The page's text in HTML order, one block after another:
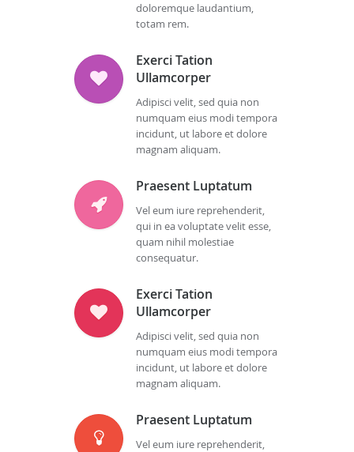
doloremque laudantium,
totam rem.
Exerci Tation
Ullamcorper
Adipisci velit, sed quia non
numquam eius modi tempora
incidunt, ut labore et dolore
magnam aliquam.
Praesent Luptatum
Vel eum iure reprehenderit,
qui in ea voluptate velit esse,
quam nihil molestiae
consequatur.
Exerci Tation
Ullamcorper
Adipisci velit, sed quia non
numquam eius modi tempora
incidunt, ut labore et dolore
magnam aliquam.
Praesent Luptatum
Vel eum iure reprehenderit,